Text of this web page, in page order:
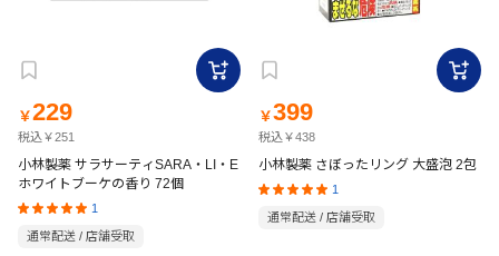
￥229
税込￥251
小林製薬 サラサーティSARA・LI・E
ホワイトブーケの香り 72個
1
通常配送 / 店舗受取
￥399
税込￥438
小林製薬 さぼったリング 大盛泡 2包
1
通常配送 / 店舗受取